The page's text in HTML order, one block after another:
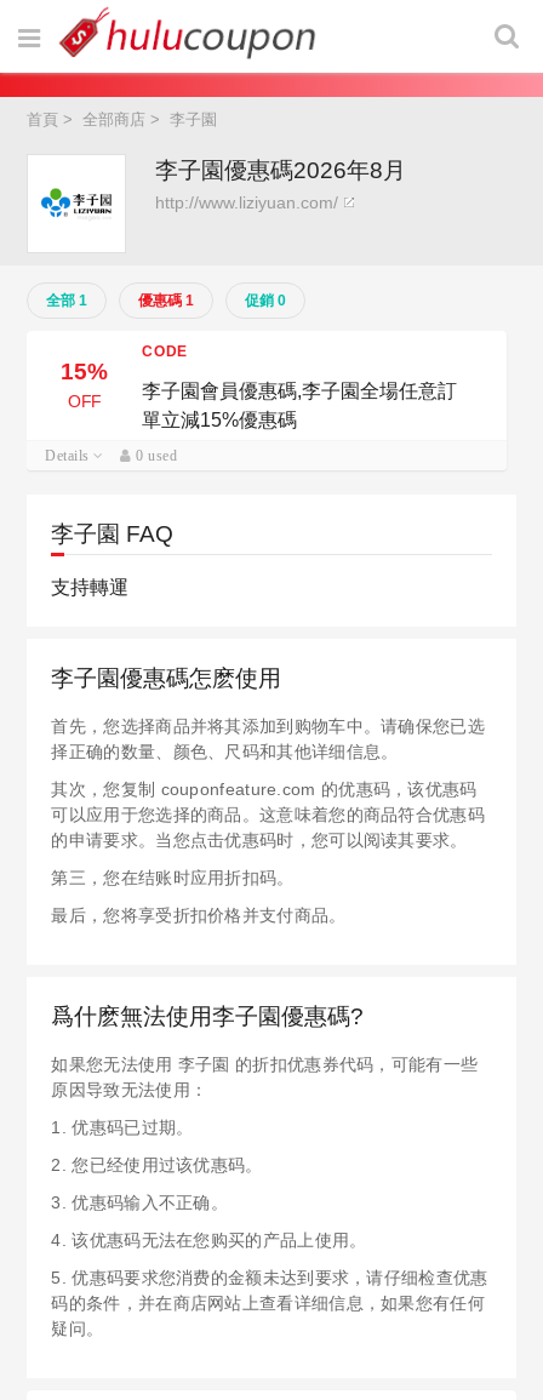
首頁 >全部商店 >李子園
李子園優惠碼2026年8月
http://www.liziyuan.com/
全部 1 優惠碼 1 促銷 0
15%
OFF
CODE
李子園會員優惠碼,李子園全場任意訂
單立減15%優惠碼
Details 0 used
李子園 FAQ
支持轉運
李子園優惠碼怎麽使用
首先，您选择商品并将其添加到购物车中。请确保您已选
择正确的数量、颜色、尺码和其他详细信息。
其次，您复制 couponfeature.com 的优惠码，该优惠码
可以应用于您选择的商品。这意味着您的商品符合优惠码
的申请要求。当您点击优惠码时，您可以阅读其要求。
第三，您在结账时应用折扣码。
最后，您将享受折扣价格并支付商品。
爲什麽無法使用李子園優惠碼?
如果您无法使用 李子園 的折扣优惠券代码，可能有一些
原因导致无法使用：
1. 优惠码已过期。
2. 您已经使用过该优惠码。
3. 优惠码输入不正确。
4. 该优惠码无法在您购买的产品上使用。
5. 优惠码要求您消费的金额未达到要求，请仔细检查优惠
码的条件，并在商店网站上查看详细信息，如果您有任何
疑问。